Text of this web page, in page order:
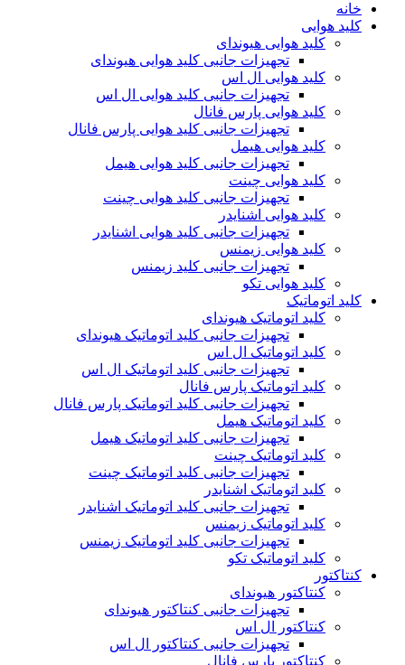
خانه
کلید هوایی
کلید هوایی هیوندای
تجهیزات جانبی کلید هوایی هیوندای
کلید هوایی ال اس
تجهیزات جانبی کلید هوایی ال اس
کلید هوایی پارس فانال
تجهیزات جانبی کلید هوایی پارس فانال
کلید هوایی هیمل
تجهیزات جانبی کلید هوایی هیمل
کلید هوایی چینت
تجهیزات جانبی کلید هوایی چینت
کلید هوایی اشنایدر
تجهیزات جانبی کلید هوایی اشنایدر
کلید هوایی زیمنس
تجهیزات جانبی کلید زیمنس
کلید هوایی تکو
کلید اتوماتیک
کلید اتوماتیک هیوندای
تجهیزات جانبی کلید اتوماتیک هیوندای
کلید اتوماتیک ال اس
تجهیزات جانبی کلید اتوماتیک ال اس
کلید اتوماتیک پارس فانال
تجهیزات جانبی کلید اتوماتیک پارس فانال
کلید اتوماتیک هیمل
تجهیزات جانبی کلید اتوماتیک هیمل
کلید اتوماتیک چینت
تجهیزات جانبی کلید اتوماتیک چینت
کلید اتوماتیک اشنایدر
تجهیزات جانبی کلید اتوماتیک اشنایدر
کلید اتوماتیک زیمنس
تجهیزات جانبی کلید اتوماتیک زیمنس
کلید اتوماتیک تکو
کنتاکتور
کنتاکتور هیوندای
تجهیزات جانبی کنتاکتور هیوندای
کنتاکتور ال اس
تجهیزات جانبی کنتاکتور ال اس
کنتاکتور پارس فانال